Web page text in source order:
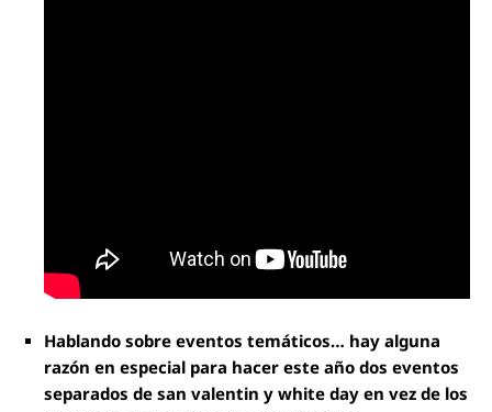
Hablando sobre eventos temáticos… hay alguna
razón en especial para hacer este año dos eventos
separados de san valentin y white day en vez de los